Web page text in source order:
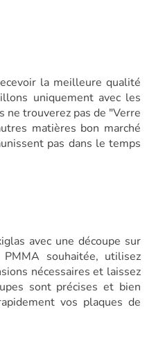
la meilleure qualité
uniquement avec les
ne trouverez pas de "Verre
matières bon marché
pas dans le temps
avec une découpe sur
souhaitée, utilisez
nécessaires et laissez
sont précises et bien
vos plaques de